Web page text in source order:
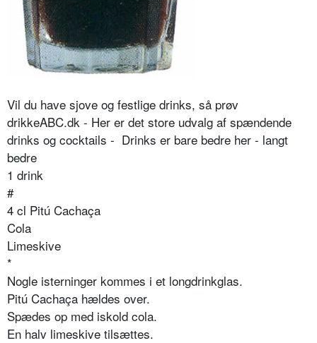
Vil du have sjove og festlige drinks, så prøv
drikkeABC.dk - Her er det store udvalg af spændende
drinks og cocktails - Drinks er bare bedre her - langt
bedre
1 drink
#
4 cl Pitú Cachaça
Cola
Limeskive
*
Nogle isterninger kommes i et longdrinkglas.
Pitú Cachaça hældes over.
Spædes op med iskold cola.
En halv limeskive tilsættes.